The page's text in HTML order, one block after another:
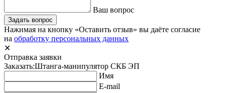
Ваш вопрос
Задать вопрос
Нажимая на кнопку «Оставить отзыв» вы даёте согласие
на обработку персональных данных
✕
Отправка заявки
Заказать:Штанга-манипулятор СКБ ЭП
Имя
E-mail